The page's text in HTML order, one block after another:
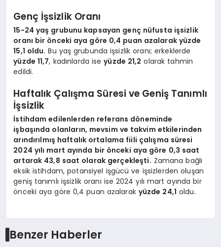
Genç İşsizlik Oranı
15-24 yaş grubunu kapsayan genç nüfusta işsizlik
oranı bir önceki aya göre 0,4 puan azalarak yüzde
15,1 oldu. Bu yaş grubunda işsizlik oranı; erkeklerde
yüzde 11,7, kadınlarda iseyüzde 21,2 olarak tahmin
edildi.
Haftalık Çalışma Süresi ve Geniş Tanımlı
İşsizlik
İstihdam edilenlerden referans döneminde
işbaşında olanların, mevsim ve takvim etkilerinden
arındırılmış haftalık ortalama fiili çalışma süresi
2024 yılı mart ayında bir önceki aya göre 0,3 saat
artarak 43,8 saat olarak gerçekleşti. Zamana bağlı
eksik istihdam, potansiyel işgücü ve işsizlerden oluşan
geniş tanımlı işsizlik oranı ise 2024 yılı mart ayında bir
önceki aya göre 0,4 puan azalarak yüzde 24,1 oldu.
Benzer Haberler